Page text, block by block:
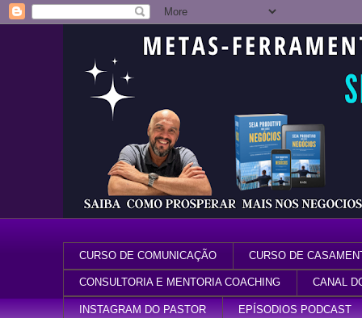
CURSO DE COMUNICAÇÃO CURSO DE
CONSULTORIA E MENTORIA COACHING CANAL
INSTAGRAM DO PASTOR EPÍSODIOS PODCAST